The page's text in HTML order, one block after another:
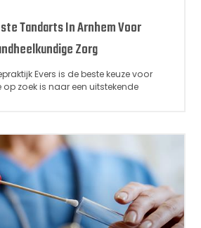
Tandarts In Arnhem Voor
Zorg
Evers is de beste keuze voor
op zoek is naar een uitstekende